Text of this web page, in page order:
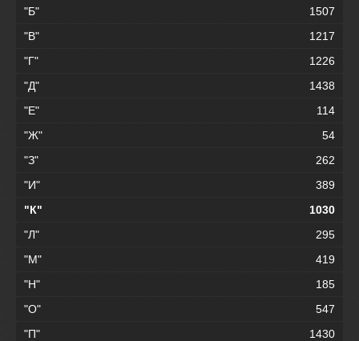
"Б"
1507
"В"
1217
"Г"
1226
"Д"
1438
"Е"
114
"Ж"
54
"З"
262
"И"
389
"К"
1030
"Л"
295
"М"
419
"Н"
185
"О"
547
"П"
1430